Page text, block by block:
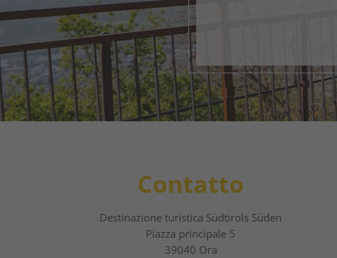
1 2
Contatto
Destinazione turistica Südtirols Süden
Piazza principale 5
39040 Ora